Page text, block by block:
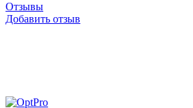
Отзывы
Добавить отзыв